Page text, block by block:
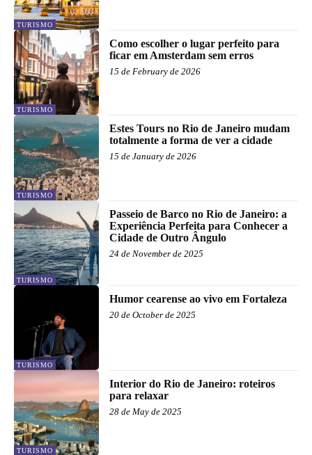
TURISMO
TURISMO
Como escolher o lugar perfeito para
ficar em Amsterdam sem erros
15 de February de 2026
TURISMO
Estes Tours no Rio de Janeiro mudam
totalmente a forma de ver a cidade
15 de January de 2026
TURISMO
Passeio de Barco no Rio de Janeiro: a
Experiência Perfeita para Conhecer a
Cidade de Outro Ângulo
24 de November de 2025
TURISMO
Humor cearense ao vivo em Fortaleza
20 de October de 2025
TURISMO
Interior do Rio de Janeiro: roteiros
para relaxar
28 de May de 2025